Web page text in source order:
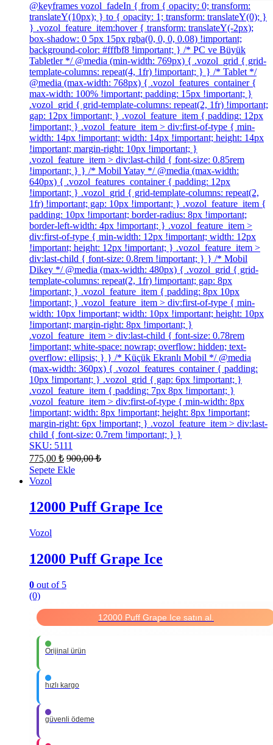
@keyframes vozol_fadeIn { from { opacity: 0; transform:
translateY(10px); } to { opacity: 1; transform: translateY(0); }
} .vozol_feature_item:hover { transform: translateY(-2px);
box-shadow: 0 5px 15px rgba(0, 0, 0, 0.08) !important;
background-color: #fffbf8 !important; } /* PC ve Büyük
Tabletler */ @media (min-width: 769px) { .vozol_grid { grid-
template-columns: repeat(4, 1fr) !important; } } /* Tablet */
@media (max-width: 768px) { .vozol_features_container {
max-width: 100% !important; padding: 15px !important; }
.vozol_grid { grid-template-columns: repeat(2, 1fr) !important;
gap: 12px !important; } .vozol_feature_item { padding: 12px
!important; } .vozol_feature_item > div:first-of-type { min-
width: 14px !important; width: 14px !important; height: 14px
!important; margin-right: 10px !important; }
.vozol_feature_item > div:last-child { font-size: 0.85rem
!important; } } /* Mobil Yatay */ @media (max-width:
640px) { .vozol_features_container { padding: 12px
!important; } .vozol_grid { grid-template-columns: repeat(2,
1fr) !important; gap: 10px !important; } .vozol_feature_item {
padding: 10px !important; border-radius: 8px !important;
border-left-width: 4px !important; } .vozol_feature_item >
div:first-of-type { min-width: 12px !important; width: 12px
!important; height: 12px !important; } .vozol_feature_item >
div:last-child { font-size: 0.8rem !important; } } /* Mobil
Dikey */ @media (max-width: 480px) { .vozol_grid { grid-
template-columns: repeat(2, 1fr) !important; gap: 8px
!important; } .vozol_feature_item { padding: 8px 10px
!important; } .vozol_feature_item > div:first-of-type { min-
width: 10px !important; width: 10px !important; height: 10px
!important; margin-right: 8px !important; }
.vozol_feature_item > div:last-child { font-size: 0.78rem
!important; white-space: nowrap; overflow: hidden; text-
overflow: ellipsis; } } /* Küçük Ekranlı Mobil */ @media
(max-width: 360px) { .vozol_features_container { padding:
10px !important; } .vozol_grid { gap: 6px !important; }
.vozol_feature_item { padding: 7px 8px !important; }
.vozol_feature_item > div:first-of-type { min-width: 8px
!important; width: 8px !important; height: 8px !important;
margin-right: 6px !important; } .vozol_feature_item > div:last-
child { font-size: 0.7rem !important; } }
SKU: 5111
775,00 ₺ 900,00₺
Sepete Ekle
Vozol
12000 Puff Grape Ice
Vozol
12000 Puff Grape Ice
0 out of 5
(0)
12000 Puff Grape Ice satın al.
Orijinal ürün
hızlı kargo
güvenli ödeme